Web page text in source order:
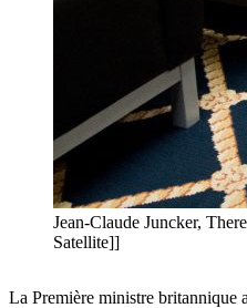
Jean-Claude Juncker,
Satellite]]
La Première ministre britannique